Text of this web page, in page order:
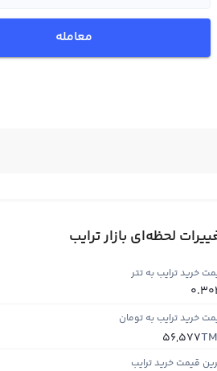
معامله
لحظه‌ای بازار ترایب
خرید ترایب به تتر
خرید ترایب به تومان
56,577
قیمت خرید ترایب